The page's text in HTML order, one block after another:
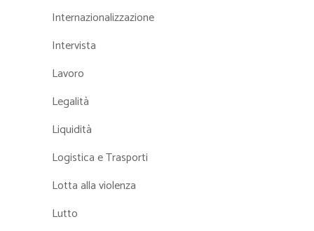
Internazionalizzazione
Intervista
Lavoro
Legalità
Liquidità
Logistica e Trasporti
Lotta alla violenza
Lutto